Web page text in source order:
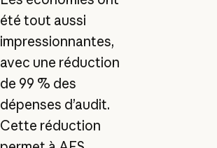
été tout aussi
impressionnantes,
avec une réduction
de 99 % des
dépenses d’audit.
Cette réduction